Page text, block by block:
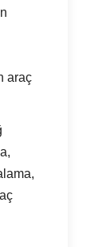
araç